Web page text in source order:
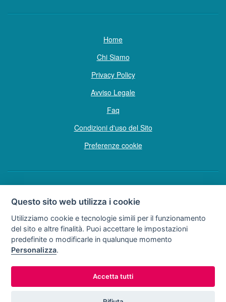
Home
Chi Siamo
Privacy Policy
Avviso Legale
Faq
Condizioni d'uso del Sito
Preferenze cookie
Copyright © Tutti i diritti sono riservati
Soggetto sottoposto a direzione e coordinamento della F.lli Dionisi S.r.L.
unipersonale
via A. Costa n° 2 - 63822 P. S. Giorgio (FM)
R.E.A. FM-200734
Tel:0734.278024o0734.671500
Questo sito web utilizza i cookie
Utilizziamo cookie e tecnologie simili per il funzionamento
del sito e altre finalità. Puoi accettare le impostazioni
predefinite o modificarle in qualunque momento
Personalizza.
Accetta tutti